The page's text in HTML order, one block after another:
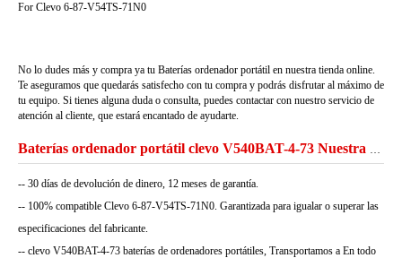
For Clevo 6-87-V54TS-71N0
No lo dudes más y compra ya tu Baterías ordenador portátil en nuestra tienda online.
Te aseguramos que quedarás satisfecho con tu compra y podrás disfrutar al máximo de
tu equipo. Si tienes alguna duda o consulta, puedes contactar con nuestro servicio de
atención al cliente, que estará encantado de ayudarte.
Baterías ordenador portátil clevo V540BAT-4-73 Nuestra Garantía
-- 30 días de devolución de dinero, 12 meses de garantía.
-- 100% compatible Clevo 6-87-V54TS-71N0. Garantizada para igualar o superar las
especificaciones del fabricante.
-- clevo V540BAT-4-73 baterías de ordenadores portátiles, Transportamos a En todo